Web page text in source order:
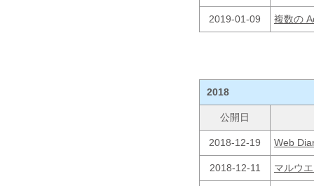
2019-01-09 複数の
2018
公開日
2018-12-19 Web
2018-12-11 マルウ